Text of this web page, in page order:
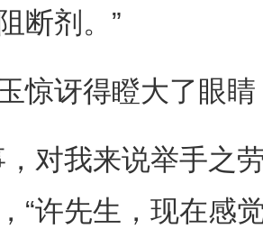
断剂。”
讶得瞪大了眼睛
我来说举手之劳
“许先生，现在感